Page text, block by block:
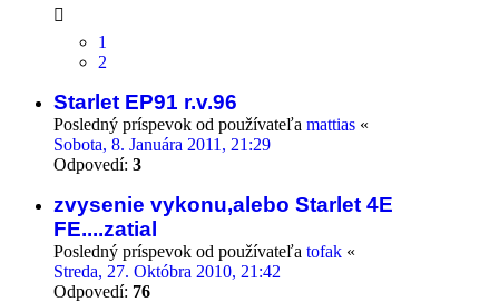
1
2
Starlet EP91 r.v.96
Posledný príspevok od používateľa mattias «
Sobota, 8. Januára 2011, 21:29
Odpovedí: 3
zvysenie vykonu,alebo Starlet 4E
FE....zatial
Posledný príspevok od používateľa tofak «
Streda, 27. Októbra 2010, 21:42
Odpovedí: 76